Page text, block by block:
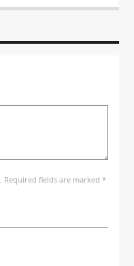
Required fields are marked *